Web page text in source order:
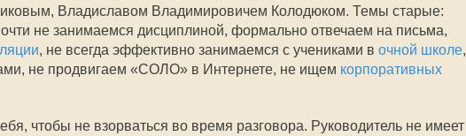
Владиславом Владимировичем Колодюком. Темы старые:
не занимаемся дисциплиной, формально отвечаем на письма,
, не всегда эффективно занимаемся с учениками в очной школе,
не продвигаем «СОЛО» в Интернете, не ищем корпоративных
чтобы не взорваться во время разговора. Руководитель не имеет